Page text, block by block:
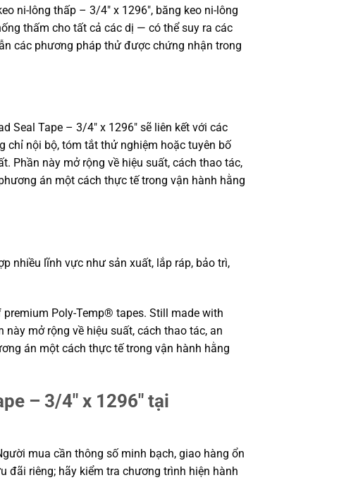
ni-lông thấp – 3/4″ x 1296″, băng keo ni-lông
thấm cho tất cả các dị — có thể suy ra các
các phương pháp thử được chứng nhận trong
Seal Tape – 3/4″ x 1296″ sẽ liên kết với các
chỉ nội bộ, tóm tắt thử nghiệm hoặc tuyên bố
Phần này mở rộng về hiệu suất, cách thao tác,
án một cách thực tế trong vận hành hằng
nhiều lĩnh vực như sản xuất, lắp ráp, bảo trì,
Poly-Temp® tapes. Still made with
mở rộng về hiệu suất, cách thao tác, an
án một cách thực tế trong vận hành hằng
– 3/4″ x 1296″ tại
mua cần thông số minh bạch, giao hàng ổn
đãi riêng; hãy kiểm tra chương trình hiện hành